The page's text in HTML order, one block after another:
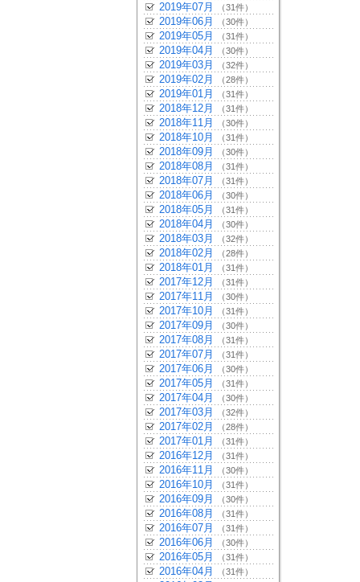
2019年07月 （31件）
2019年06月 （30件）
2019年05月 （31件）
2019年04月 （30件）
2019年03月 （32件）
2019年02月 （28件）
2019年01月 （31件）
2018年12月 （31件）
2018年11月 （30件）
2018年10月 （31件）
2018年09月 （30件）
2018年08月 （31件）
2018年07月 （31件）
2018年06月 （30件）
2018年05月 （31件）
2018年04月 （30件）
2018年03月 （32件）
2018年02月 （28件）
2018年01月 （31件）
2017年12月 （31件）
2017年11月 （30件）
2017年10月 （31件）
2017年09月 （30件）
2017年08月 （31件）
2017年07月 （31件）
2017年06月 （30件）
2017年05月 （31件）
2017年04月 （30件）
2017年03月 （32件）
2017年02月 （28件）
2017年01月 （31件）
2016年12月 （31件）
2016年11月 （30件）
2016年10月 （31件）
2016年09月 （30件）
2016年08月 （31件）
2016年07月 （31件）
2016年06月 （30件）
2016年05月 （31件）
2016年04月 （31件）